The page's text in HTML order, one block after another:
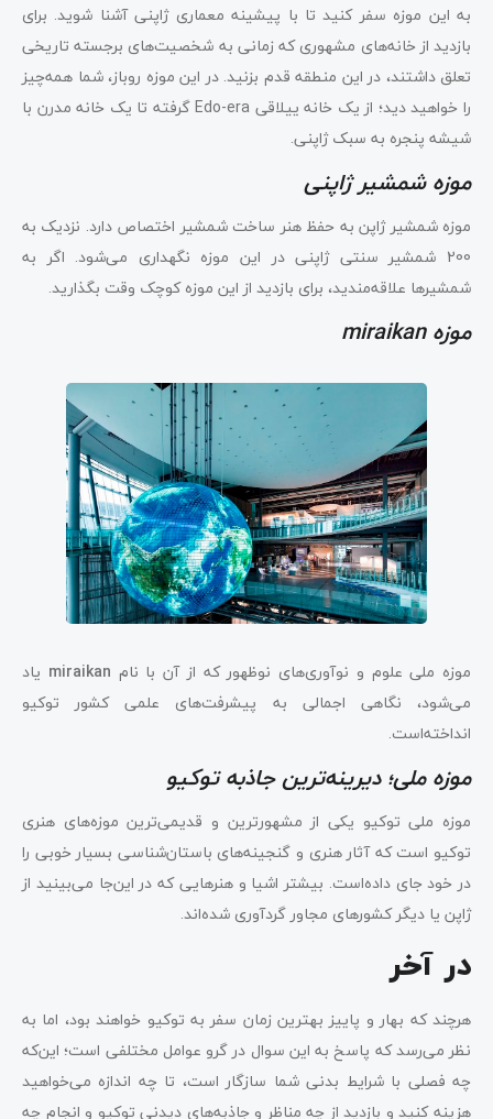
به این موزه سفر کنید تا با پیشینه معماری ژاپنی آشنا شوید. برای
بازدید از خانه‌های مشهوری که زمانی به شخصیت‌های برجسته تاریخی
تعلق داشتند، در این منطقه قدم بزنید. در این موزه روباز، شما همه‌چیز
را خواهید دید؛ از یک خانه ییلاقی Edo-era گرفته تا یک خانه مدرن با
شیشه پنجره به سبک ژاپنی.
موزه شمشیر ژاپنی
موزه شمشیر ژاپن به حفظ هنر ساخت شمشیر اختصاص دارد. نزدیک به
200 شمشیر سنتی ژاپنی در این موزه نگهداری می‌شود. اگر به
شمشیرها علاقه‌مندید، برای بازدید از این موزه کوچک وقت بگذارید.
موزه miraikan
موزه ملی علوم و نوآوری‌های نوظهور که از آن با نام miraikan یاد
می‌شود، نگاهی اجمالی به پیشرفت‌های علمی کشور توکیو
انداخته‌است.
موزه ملی؛ دیرینه‌ترین جاذبه توکیو
موزه ملی توکیو یکی از مشهورترین و قدیمی‌ترین موزه‌های هنری
توکیو است که آثار هنری و گنجینه‌های باستان‌شناسی بسیار خوبی را
در خود جای داده‌است. بیشتر اشیا و هنرهایی که در این‌جا می‌بینید از
ژاپن یا دیگر کشورهای مجاور گردآوری شده‌اند.
در آخر
هرچند که بهار و پاییز بهترین زمان سفر به توکیو خواهند بود، اما به
نظر می‌رسد که پاسخ به این سوال در گرو عوامل مختلفی است؛ این‌که
چه فصلی با شرایط بدنی شما سازگار است، تا چه اندازه می‌خواهید
هزینه کنید و بازدید از چه مناظر و جاذبه‌‌های دیدنی توکیو و انجام چه